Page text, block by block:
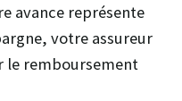
avance représente
votre assureur
le remboursement